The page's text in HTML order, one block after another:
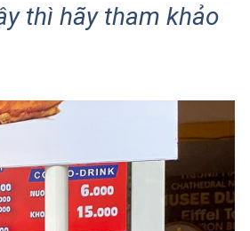
thì hãy tham khảo